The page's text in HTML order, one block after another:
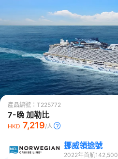
產品編號： T225772
7-晚 加勒比
HKD 7,219/人
挪威領途號
2022年首航142,500